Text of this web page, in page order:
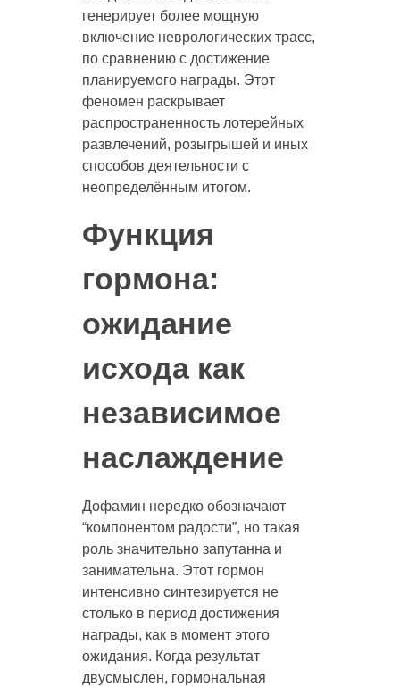
генерирует более мощную
включение неврологических трасс,
по сравнению с достижение
планируемого награды. Этот
феномен раскрывает
распространенность лотерейных
развлечений, розыгрышей и иных
способов деятельности с
неопределённым итогом.
Функция
гормона:
ожидание
исхода как
независимое
наслаждение
Дофамин нередко обозначают
“компонентом радости”, но такая
роль значительно запутанна и
занимательна. Этот гормон
интенсивно синтезируется не
столько в период достижения
награды, как в момент этого
ожидания. Когда результат
двусмыслен, гормональная